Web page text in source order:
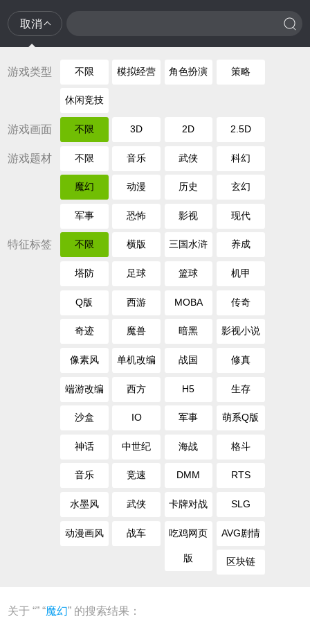
取消
游戏类型 不限 模拟经营 角色扮演 策略
休闲竞技
游戏画面 不限 3D 2D 2.5D
游戏题材 不限 音乐 武侠 科幻
魔幻 动漫 历史 玄幻
军事 恐怖 影视 现代
特征标签 不限 横版 三国水浒 养成
塔防 足球 篮球 机甲
Q版 西游 MOBA 传奇
奇迹 魔兽 暗黑 影视小说
像素风 单机改编 战国 修真
端游改编 西方 H5 生存
沙盒 IO 军事 萌系Q版
神话 中世纪 海战 格斗
音乐 竞速 DMM RTS
水墨风 武侠 卡牌对战 SLG
动漫画风 战车 吃鸡网页
版
AVG剧情
区块链
关于 “” “魔幻” 的搜索结果：